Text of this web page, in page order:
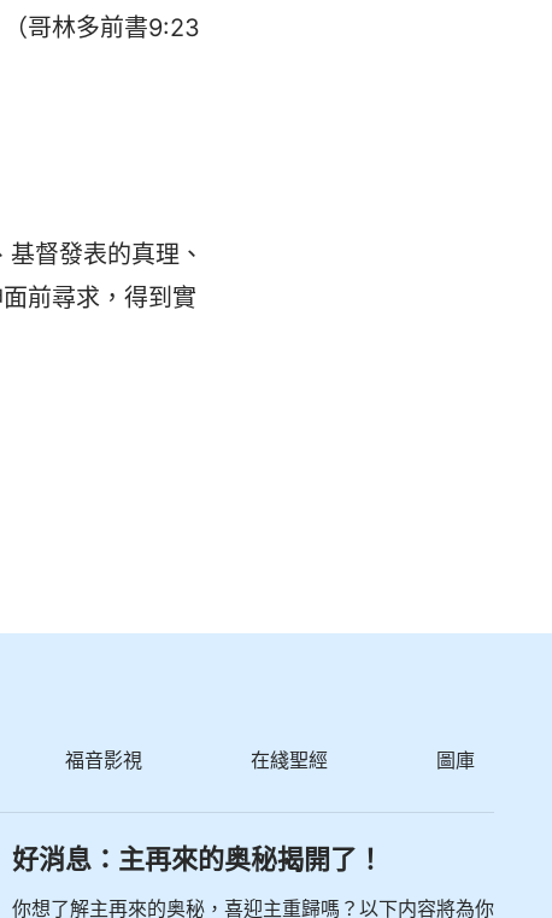
（哥林多前書9:23
督發表的真理、
前尋求，得到實
福音影視 在綫聖經 圖庫
好消息：主再來的奥秘揭開了！
你想了解主再來的奥秘，喜迎主重歸嗎？以下内容將為你